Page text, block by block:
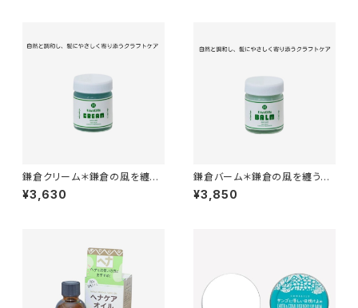
鎌倉クリーム＊鎌倉の風を纏う
自然派ヘアクリーム＊人工香料
不使用＊35g
¥3,630
鎌倉バーム＊鎌倉の風を纏う天
然ヘアバーム＊人工香料不使用
＊35g
¥3,850